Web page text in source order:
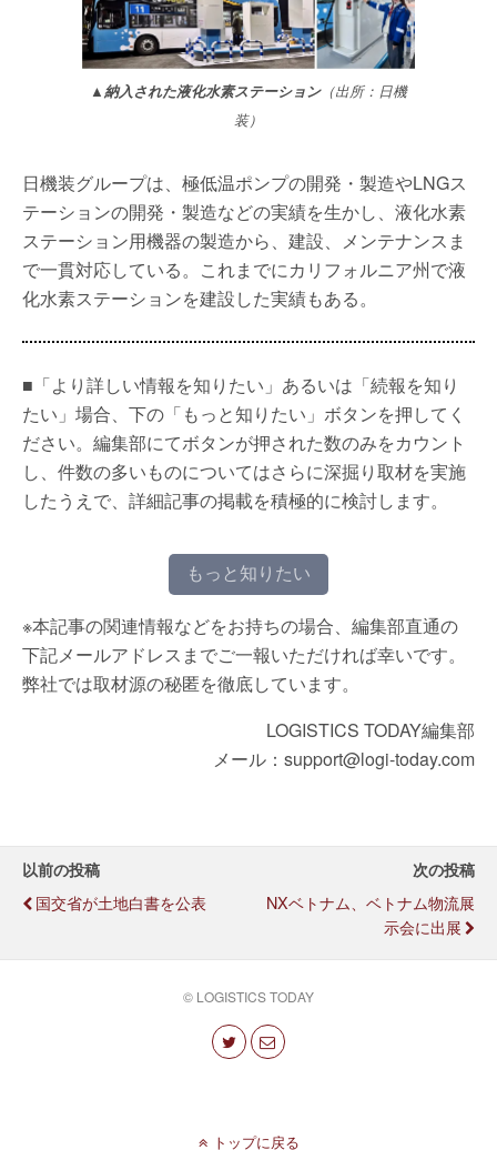
▲納入された液化水素ステーション（出所：日機
装）
日機装グループは、極低温ポンプの開発・製造やLNGス
テーションの開発・製造などの実績を生かし、液化水素
ステーション用機器の製造から、建設、メンテナンスま
で一貫対応している。これまでにカリフォルニア州で液
化水素ステーションを建設した実績もある。
■「より詳しい情報を知りたい」あるいは「続報を知り
たい」場合、下の「もっと知りたい」ボタンを押してく
ださい。編集部にてボタンが押された数のみをカウント
し、件数の多いものについてはさらに深掘り取材を実施
したうえで、詳細記事の掲載を積極的に検討します。
もっと知りたい
※本記事の関連情報などをお持ちの場合、編集部直通の
下記メールアドレスまでご一報いただければ幸いです。
弊社では取材源の秘匿を徹底しています。
LOGISTICS TODAY編集部
メール：support@logi-today.com
以前の投稿
国交省が土地白書を公表
次の投稿
NXベトナム、ベトナム物流展
示会に出展
© LOGISTICS TODAY
トップに戻る